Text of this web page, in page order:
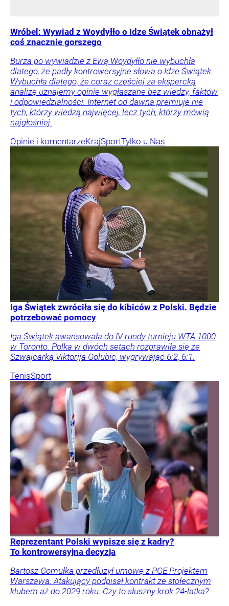
Wróbel: Wywiad z Woydyłło o Idze Świątek obnażył
coś znacznie gorszego
Burza po wywiadzie z Ewą Woydyłło nie wybuchła
dlatego, że padły kontrowersyjne słowa o Idze Świątek.
Wybuchła dlatego, że coraz częściej za ekspercką
analizę uznajemy opinie wygłaszane bez wiedzy, faktów
i odpowiedzialności. Internet od dawna premiuje nie
tych, którzy wiedzą najwięcej, lecz tych, którzy mówią
najgłośniej.
Opinie i komentarzeKrajSportTylko u Nas
Iga Świątek zwróciła się do kibiców z Polski. Będzie
potrzebować pomocy
Iga Świątek awansowała do IV rundy turnieju WTA 1000
w Toronto. Polka w dwóch setach rozprawiła się ze
Szwajcarką Viktorija Golubic, wygrywając 6:2, 6:1.
TenisSport
Reprezentant Polski wypisze się z kadry?
To kontrowersyjna decyzja
Bartosz Gomułka przedłużył umowę z PGE Projektem
Warszawa. Atakujący podpisał kontrakt ze stołecznym
klubem aż do 2029 roku. Czy to słuszny krok 24-latka?